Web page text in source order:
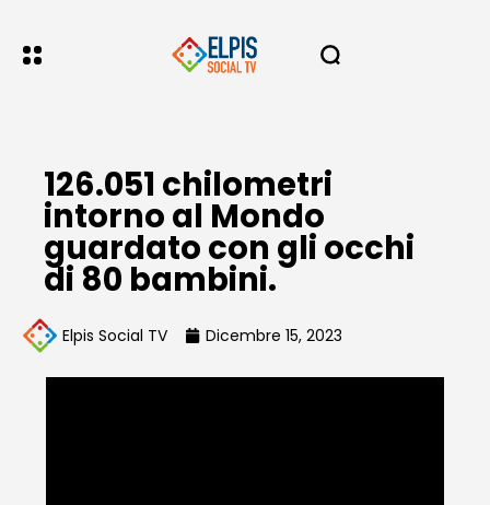
126.051 chilometri
intorno al Mondo
guardato con gli occhi
di 80 bambini.
Elpis Social TV Dicembre 15, 2023